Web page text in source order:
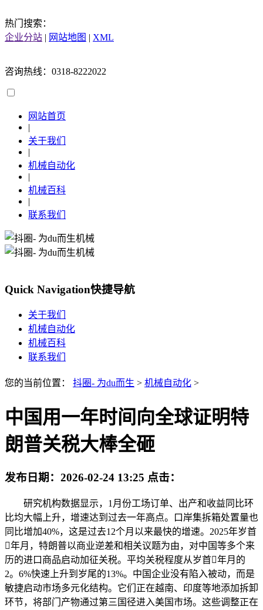
热门搜索：
企业分站 | 网站地图 | XML
咨询热线：0318-8222022
网站首页
|
关于我们
|
机械自动化
|
机械百科
|
联系我们
Quick Navigation快捷导航
关于我们
机械自动化
机械百科
联系我们
您的当前位置： 抖圈- 为du而生 > 机械自动化 >
中国用一年时间向全球证明特
朗普关税大棒全砸
发布日期： 2026-02-24 13:25 点击：
研究机构数据显示，1月份工场订单、出产和收益同比环
比均大幅上升，增速达到过去一年高点。口岸集拆箱处置量也
同比增加40%，这是过去12个月以来最快的增速。2025年岁首
年月，特朗普以商业逆差和相关议题为由，对中国等多个来
历的进口商品启动加征关税。平均关税程度从岁首年月的
2。6%快速上升到岁尾的13%。中国企业没有陷入被动，而是
敏捷启动市场多元化结构。它们正在越南、印度等地添加拆卸
环节，将部门产物通过第三国径进入美国市场。这些调整正在